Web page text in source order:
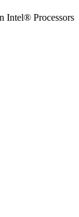
Intel® Processors